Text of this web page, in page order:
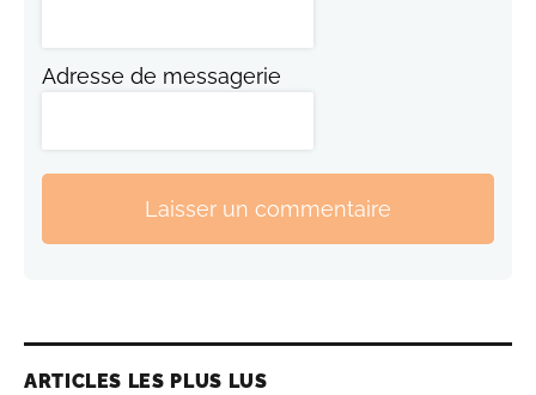
Adresse de messagerie
Laisser un commentaire
ARTICLES LES PLUS LUS